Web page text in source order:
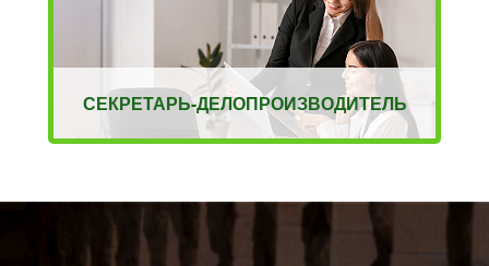
СЕКРЕТАРЬ-ДЕЛОПРОИЗВОДИТЕЛЬ